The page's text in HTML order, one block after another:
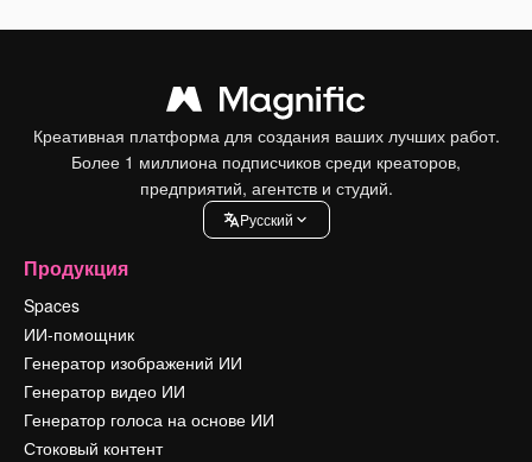
Креативная платформа для создания ваших лучших работ.
Более 1 миллиона подписчиков среди креаторов,
предприятий, агентств и студий.
Pусский
Продукция
Spaces
ИИ-помощник
Генератор изображений ИИ
Генератор видео ИИ
Генератор голоса на основе ИИ
Стоковый контент